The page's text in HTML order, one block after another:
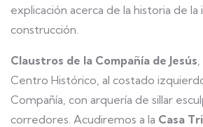
explicación acerca de la historia de la
construcción.
Claustros de la Compañía de Jesús
Centro Histórico, al costado
Compañía, con arquería de sillar
corredores. Acudiremos a la Casa